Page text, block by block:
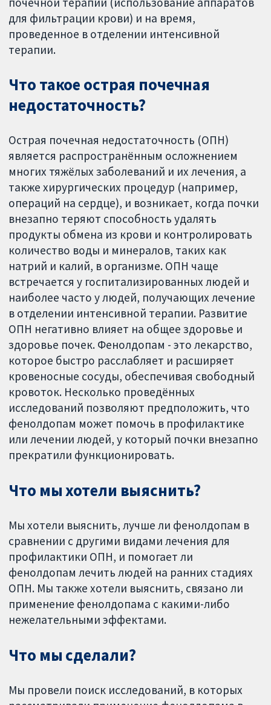
для фильтрации крови) и на время,
проведенное в отделении интенсивной
терапии.
Что такое острая почечная
недостаточность?
Острая почечная недостаточность (ОПН)
является распространённым осложнением
многих тяжёлых заболеваний и их лечения, а
также хирургических процедур (например,
операций на сердце), и возникает, когда почки
внезапно теряют способность удалять
продукты обмена из крови и контролировать
количество воды и минералов, таких как
натрий и калий, в организме. ОПН чаще
встречается у госпитализированных людей и
наиболее часто у людей, получающих лечение
в отделении интенсивной терапии. Развитие
ОПН негативно влияет на общее здоровье и
здоровье почек. Фенолдопам - это лекарство,
которое быстро расслабляет и расширяет
кровеносные сосуды, обеспечивая свободный
кровоток. Несколько проведённых
исследований позволяют предположить, что
фенолдопам может помочь в профилактике
или лечении людей, у который почки внезапно
прекратили функционировать.
Что мы хотели выяснить?
Мы хотели выяснить, лучше ли фенолдопам в
сравнении с другими видами лечения для
профилактики ОПН, и помогает ли
фенолдопам лечить людей на ранних стадиях
ОПН. Мы также хотели выяснить, связано ли
применение фенолдопама с какими-либо
нежелательными эффектами.
Что мы сделали?
Мы провели поиск исследований, в которых